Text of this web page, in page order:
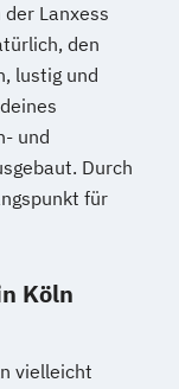
Lanxess
den
lustig und
und
Durch
für
Köln
vielleicht